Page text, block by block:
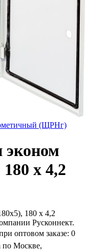
(ЩРНг)
эконом
х 4,2
180 х 4,2
Русконнект.
оптовом заказе: 0
по Москве,